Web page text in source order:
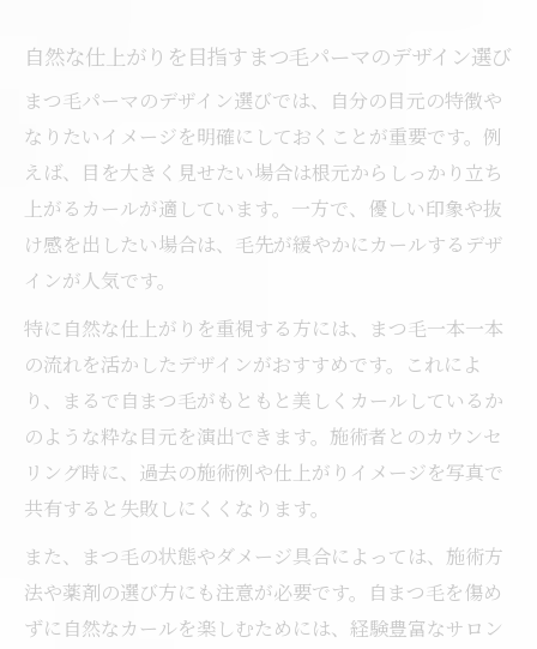
自然な仕上がりを目指すまつ毛パーマのデザイン選び
まつ毛パーマのデザイン選びでは、自分の目元の特徴や
なりたいイメージを明確にしておくことが重要です。例
えば、目を大きく見せたい場合は根元からしっかり立ち
上がるカールが適しています。一方で、優しい印象や抜
け感を出したい場合は、毛先が緩やかにカールするデザ
インが人気です。
特に自然な仕上がりを重視する方には、まつ毛一本一本
の流れを活かしたデザインがおすすめです。これによ
り、まるで自まつ毛がもともと美しくカールしているか
のような粋な目元を演出できます。施術者とのカウンセ
リング時に、過去の施術例や仕上がりイメージを写真で
共有すると失敗しにくくなります。
また、まつ毛の状態やダメージ具合によっては、施術方
法や薬剤の選び方にも注意が必要です。自まつ毛を傷め
ずに自然なカールを楽しむためには、経験豊富なサロン